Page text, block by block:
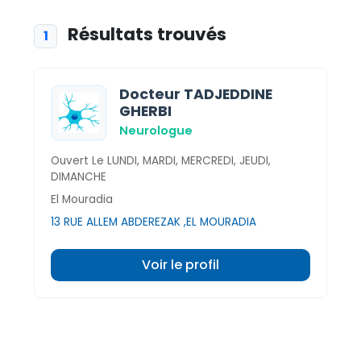
1 Résultats trouvés
Docteur TADJEDDINE
GHERBI
Neurologue
Ouvert Le LUNDI, MARDI, MERCREDI, JEUDI,
DIMANCHE
El Mouradia
13 RUE ALLEM ABDEREZAK ,EL MOURADIA
Voir le profil